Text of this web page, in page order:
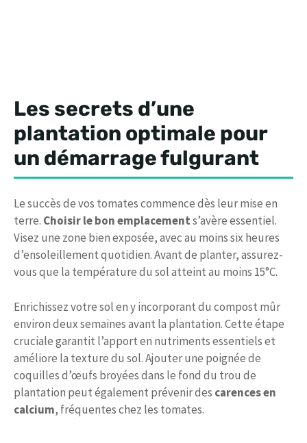
Les secrets d’une
plantation optimale pour
un démarrage fulgurant
Le succès de vos tomates commence dès leur mise en
terre. Choisir le bon emplacements’avère essentiel.
Visez une zone bien exposée, avec au moins six heures
d’ensoleillement quotidien. Avant de planter, assurez-
vous que la température du sol atteint au moins 15°C.
Enrichissez votre sol en y incorporant du compost mûr
environ deux semaines avant la plantation. Cette étape
cruciale garantit l’apport en nutriments essentiels et
améliore la texture du sol. Ajouter une poignée de
coquilles d’œufs broyées dans le fond du trou de
plantation peut également prévenir des carences en
calcium, fréquentes chez les tomates.